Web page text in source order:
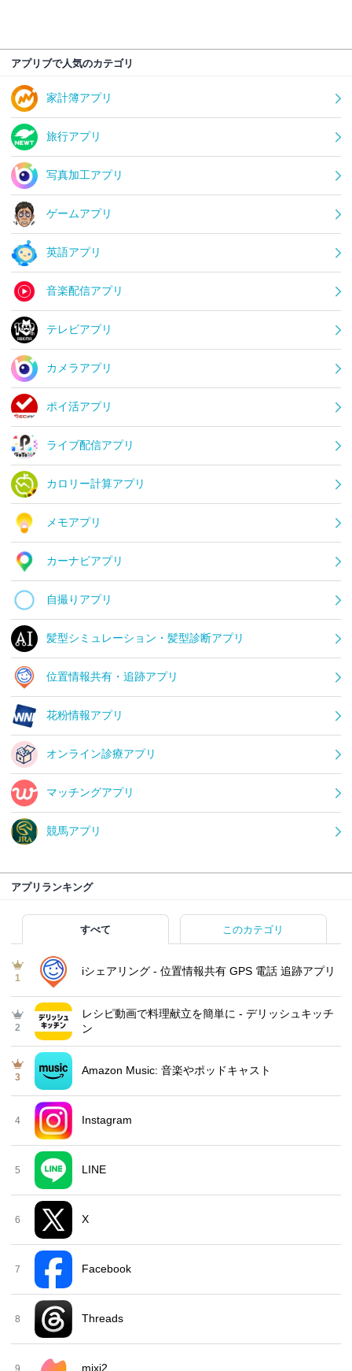
アプリブで人気のカテゴリ
家計簿アプリ
旅行アプリ
写真加工アプリ
ゲームアプリ
英語アプリ
音楽配信アプリ
テレビアプリ
カメラアプリ
ポイ活アプリ
ライブ配信アプリ
カロリー計算アプリ
メモアプリ
カーナビアプリ
自撮りアプリ
髪型シミュレーション・髪型診断アプリ
位置情報共有・追跡アプリ
花粉情報アプリ
オンライン診療アプリ
マッチングアプリ
競馬アプリ
アプリランキング
すべて このカテゴリ
1
iシェアリング - 位置情報共有 GPS 電話 追跡アプリ
2
レシピ動画で料理献立を簡単‪に - デリッシュキッチ
ン
3
Amazon Music: 音楽やポッドキャスト
4 Instagram
5 LINE
6 X
7 Facebook
8 Threads
9 mixi2